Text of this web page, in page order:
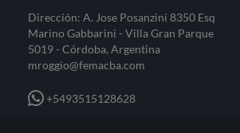
Dirección: A. Jose Posanzini 8350 Esq
Marino Gabbarini - Villa Gran Parque
5019 - Córdoba, Argentina
mroggio@femacba.com
+5493515128628